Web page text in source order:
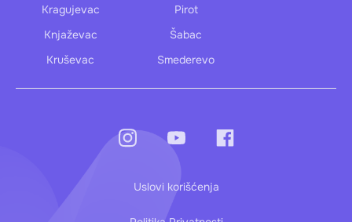
Kragujevac
Knjaževac
Kruševac
Pirot
Šabac
Smederevo
Uslovi korišćenja